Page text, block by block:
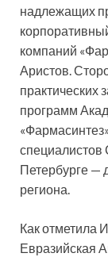
надлежащих
компаний
Аристов.
практических
программ
специалистов
Петербурге —
региона.
Как отметила
Евразийская